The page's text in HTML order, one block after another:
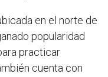
en el norte de
popularidad
practicar
cuenta con